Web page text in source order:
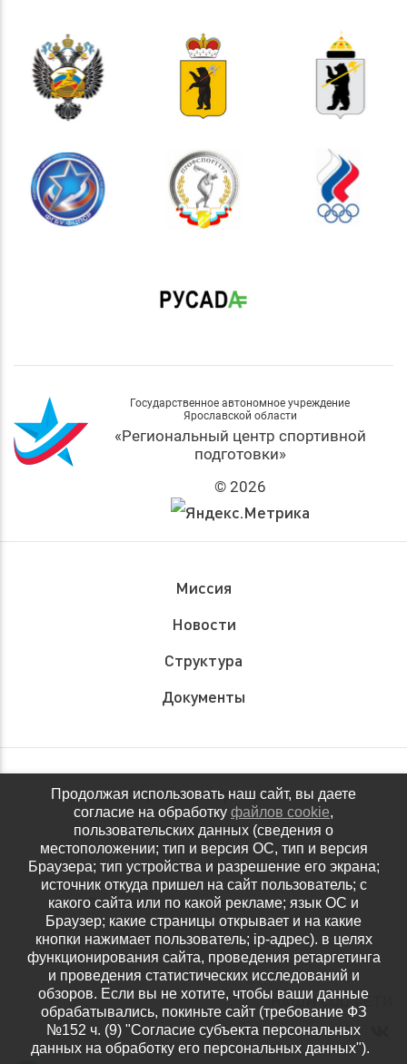
Государственное автономное учреждение
Ярославской области
«Региональный центр спортивной
подготовки»
© 2026
Миссия
Новости
Структура
Документы
Обращения граждан
Антидопинговое обеспечение
Контакты
Политика конфиденциальности
НАШИ СОЦ.СЕТИ
Продолжая использовать наш сайт, вы даете
согласие на обработку файлов cookie,
пользовательских данных (сведения о
местоположении; тип и версия ОС, тип и версия
Браузера; тип устройства и разрешение его экрана;
источник откуда пришел на сайт пользователь; с
какого сайта или по какой рекламе; язык ОС и
Браузер; какие страницы открывает и на какие
кнопки нажимает пользователь; ip-адрес). в целях
функционирования сайта, проведения ретаргетинга
и проведения статистических исследований и
обзоров. Если вы не хотите, чтобы ваши данные
обрабатывались, покиньте сайт (требование ФЗ
№152 ч. (9) "Согласие субъекта персональных
данных на обработку его персональных данных").